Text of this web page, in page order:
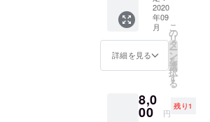
パステ
ルなの
でその
まま壁
に掛け
られま
2020
年09
月
詳細を見る
こ
の
リ
タ
ー
ン
を
選
択
す
る
8,0
00 円
残り1